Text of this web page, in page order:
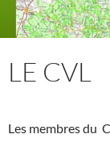
LE CVL
Les membres du